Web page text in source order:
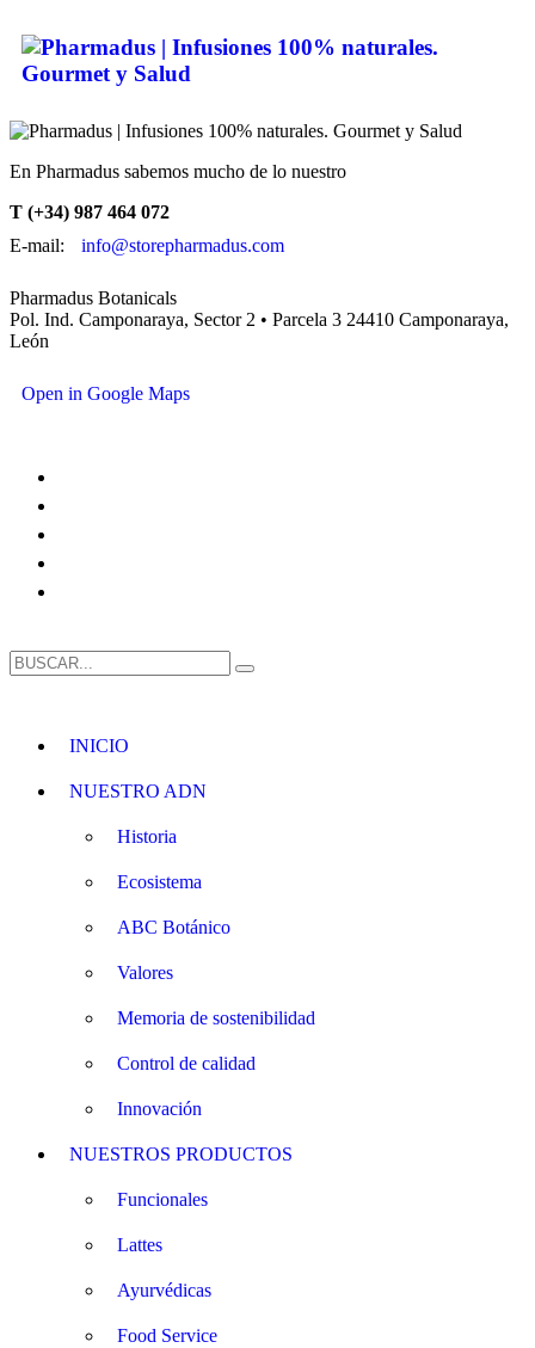
En Pharmadus sabemos mucho de lo nuestro
T (+34) 987 464 072
E-mail:
info@storepharmadus.com
Pharmadus Botanicals
Pol. Ind. Camponaraya, Sector 2 • Parcela 3 24410 Camponaraya,
León
Open in Google Maps
INICIO
NUESTRO ADN
Historia
Ecosistema
ABC Botánico
Valores
Memoria de sostenibilidad
Control de calidad
Innovación
NUESTROS PRODUCTOS
Funcionales
Lattes
Ayurvédicas
Food Service